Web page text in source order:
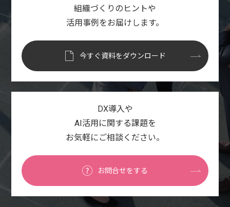
組織づくりのヒントや
活用事例をお届けします。
今すぐ資料をダウンロード
DX導入や
AI活用に関する課題を
お気軽にご相談ください。
お問合せをする